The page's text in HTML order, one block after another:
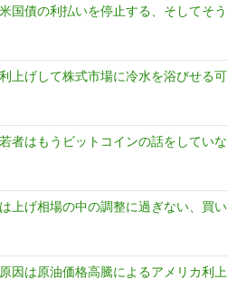
国債の利払いを停止する、そしてそう
上げして株式市場に冷水を浴びせる可
者はもうビットコインの話をしていな
上げ相場の中の調整に過ぎない、買い
因は原油価格高騰によるアメリカ利上